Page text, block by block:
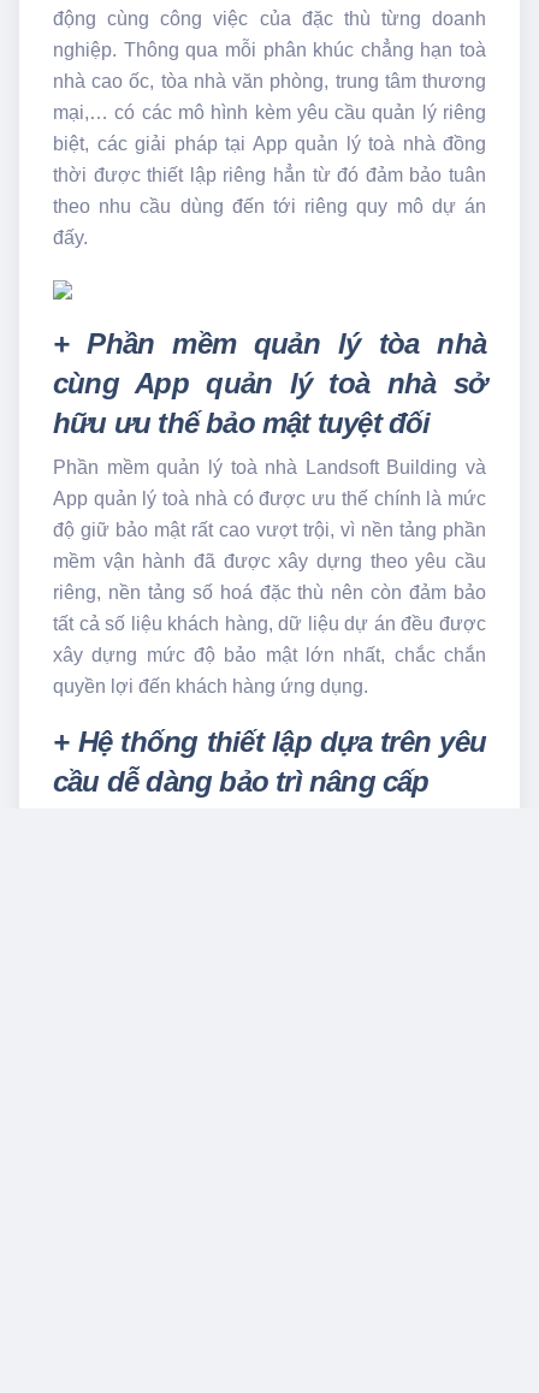
động cùng công việc của đặc thù từng doanh
nghiệp. Thông qua mỗi phân khúc chẳng hạn toà
nhà cao ốc, tòa nhà văn phòng, trung tâm thương
mại,… có các mô hình kèm yêu cầu quản lý riêng
biệt, các giải pháp tại App quản lý toà nhà đồng
thời được thiết lập riêng hẳn từ đó đảm bảo tuân
theo nhu cầu dùng đến tới riêng quy mô dự án
đấy.
+ Phần mềm quản lý tòa nhà
cùng App quản lý toà nhà sở
hữu ưu thế bảo mật tuyệt đối
Phần mềm quản lý toà nhà Landsoft Building và
App quản lý toà nhà có được ưu thế chính là mức
độ giữ bảo mật rất cao vượt trội, vì nền tảng phần
mềm vận hành đã được xây dựng theo yêu cầu
riêng, nền tảng số hoá đặc thù nên còn đảm bảo
tất cả số liệu khách hàng, dữ liệu dự án đều được
xây dựng mức độ bảo mật lớn nhất, chắc chắn
quyền lợi đến khách hàng ứng dụng.
+ Hệ thống thiết lập dựa trên yêu
cầu dễ dàng bảo trì nâng cấp